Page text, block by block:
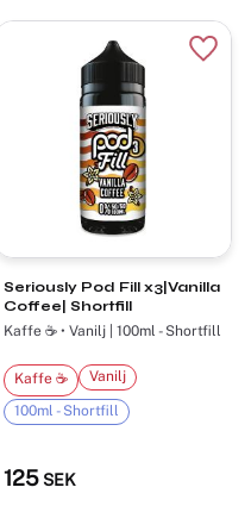
i favoriter
Seriously Pod Fill x3|Vanilla
Coffee| Shortfill
Kaffe ☕ • Vanilj | 100ml - Shortfill
125 SEK
Kaffe ☕ Vanilj
100ml - Shortfill